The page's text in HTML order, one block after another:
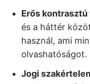
Erős
és a háttér
használ, ami
olvashatóságot.
Jogi